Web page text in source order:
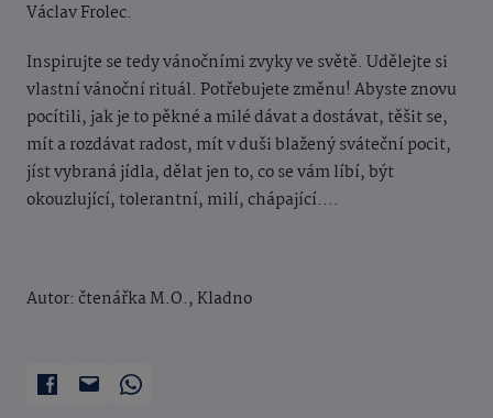
Václav Frolec.
Inspirujte se tedy vánočními zvyky ve světě. Udělejte si
vlastní vánoční rituál. Potřebujete změnu! Abyste znovu
pocítili, jak je to pěkné a milé dávat a dostávat, těšit se,
mít a rozdávat radost, mít v duši blažený sváteční pocit,
jíst vybraná jídla, dělat jen to, co se vám líbí, být
okouzlující, tolerantní, milí, chápající....
Autor: čtenářka M.O., Kladno